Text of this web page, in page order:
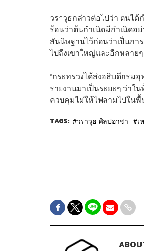
วราวุธกล่าวต่อไปว่า ตนไ
ร้อนว่าต้นกำเนิดมีกำเนิดอย่
สันนิษฐานไว้ก่อนว่าเป็นก
ไปถึงเขาใหญ่และอีกหลาย
“กระทรวงได้ส่งอธิบดีกรม
รายงานมาเป็นระยะๆ ว่าใ
ควบคุมไม่ให้ไฟลามไปในพื้
TAGS: วราวุธ ศิลปอาชา เ